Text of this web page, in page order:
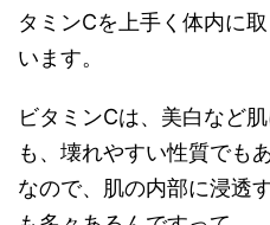
タミンCを上手く体内に
います。
ビタミンCは、美白など
も、壊れやすい性質でも
なので、肌の内部に浸透